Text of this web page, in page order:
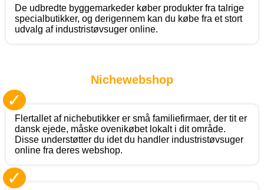
De udbredte byggemarkeder køber produkter fra talrige
specialbutikker, og derigennem kan du købe fra et stort
udvalg af industristøvsuger online.
Nichewebshop
✓
Flertallet af nichebutikker er små familiefirmaer, der tit er
dansk ejede, måske ovenikøbet lokalt i dit område.
Disse understøtter du idet du handler industristøvsuger
online fra deres webshop.
✓